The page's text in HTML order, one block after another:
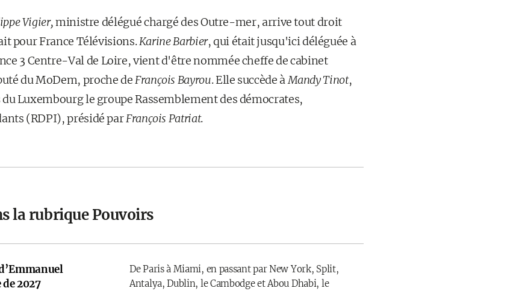
Vigier,ministre délégué chargé des Outre-mer, arrive tout droit
pour France Télévisions.Karine Barbier, qui était jusqu'ici déléguée à
3 Centre-Val de Loire, vient d'être nommée cheffe de cabinet
du MoDem, proche deFrançois Bayrou. Elle succède àMandy Tinot,
Luxembourg le groupe Rassemblement des démocrates,
(RDPI), présidé parFrançois Patriat.
la rubrique Pouvoirs
2027
De Paris à Miami, en passant par New York, Split,
Antalya, Dublin, le Cambodge et Abou Dhabi, le